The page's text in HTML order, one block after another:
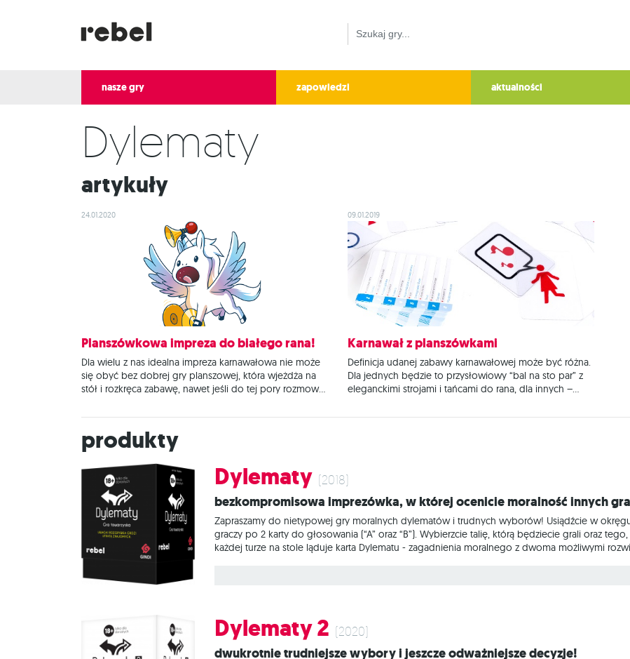
nasze gry zapowiedzi aktualności
Dylematy
Artykuły
24.01.2020
Planszówkowa impreza do białego rana!
Dla wielu z nas idealna impreza karnawałowa nie może
się obyć bez dobrej gry planszowej, która wjeżdża na
stół i rozkręca zabawę, nawet jeśli do tej pory rozmowa
zwłaszcza dla tych osób, które bawią się w
zróżnicowanym towarzystwie, gdzie nie wszyscy się
09.01.2019
Karnawał z planszówkami
Definicja udanej zabawy karnawałowej może być różna.
Dla jednych będzie to przysłowiowy “bal na sto par” z
eleganckimi strojami i tańcami do rana, dla innych –
świetną zabawę. Jeśli należycie do drugiego grona, z
Produkty
Dylematy (2018)
Bezkompromisowa imprezówka, w której ocenicie moralność innych
Zapraszamy do nietypowej gry moralnych dylematów i trudnych wyborów! Usiądźcie w
graczy po 2 karty do głosowania (“A” oraz “B”). Wybierzcie talię, którą będziecie grali oraz
każdej turze na stole ląduje karta Dylematu - zagadnienia moralnego z dwoma możliwymi
Dylematy 2 (2020)
Dwukrotnie trudniejsze wybory i jeszcze odważniejsze decyzje!